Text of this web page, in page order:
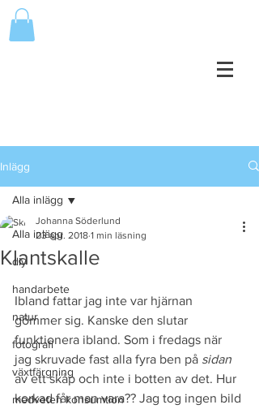
Inlägg
Alla inlägg
diy
handarbete
natur
fotografi
växtfärgning
medveten konsumtion
Alla inlägg
Klantskalle
Johanna Söderlund
23 apr. 2018 1 min läsning
Ibland fattar jag inte var hjärnan
gömmer sig. Kanske den slutar
funktionera ibland. Som i fredags när
jag skruvade fast alla fyra ben på sidan
av ett skåp och inte i botten av det. Hur
korkad får man vara?? Jag tog ingen bild